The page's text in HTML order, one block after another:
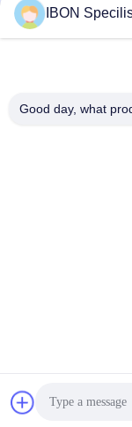
IBON
Good day, what